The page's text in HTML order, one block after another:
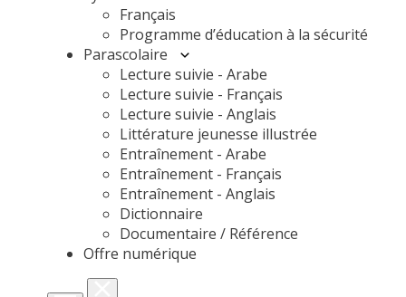
Français
Programme d’éducation à la sécurité
Parascolaire
Lecture suivie - Arabe
Lecture suivie - Français
Lecture suivie - Anglais
Littérature jeunesse illustrée
Entraînement - Arabe
Entraînement - Français
Entraînement - Anglais
Dictionnaire
Documentaire / Référence
Offre numérique